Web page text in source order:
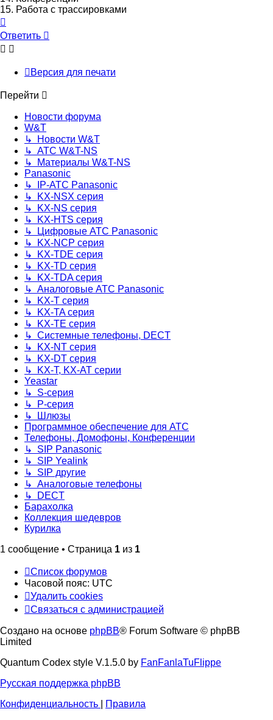
15. Работа с трассировками
к
началу
Ответить
Версия для печати
Перейти
Новости форума
W&T
↳ Новости W&T
↳ АТС W&T-NS
↳ Материалы W&T-NS
Panasonic
↳ IP-АТС Panasonic
↳ KX-NSX серия
↳ KX-NS серия
↳ KX-HTS серия
↳ Цифровые АТС Panasonic
↳ KX-NCP серия
↳ KX-TDE серия
↳ KX-TD серия
↳ KX-TDA серия
↳ Аналоговые АТС Panasonic
↳ KX-T серия
↳ KX-TA серия
↳ KX-TE серия
↳ Системные телефоны, DECT
↳ KX-NT серия
↳ KX-DT серия
↳ KX-T, KX-AT серии
Yeastar
↳ S-серия
↳ P-серия
↳ Шлюзы
Программное обеспечение для АТС
Телефоны, Домофоны, Конференции
↳ SIP Panasonic
↳ SIP Yealink
↳ SIP другие
↳ Аналоговые телефоны
↳ DECT
Барахолка
Коллекция шедевров
Курилка
1 сообщение • Страница 1 из 1
Список форумов
Часовой пояс: UTC
Удалить cookies
Связаться с администрацией
Создано на основе phpBB® Forum Software © phpBB
Limited
Quantum Codex style V.1.5.0 by FanFanlaTuFlippe
Русская поддержка phpBB
Конфиденциальность
Правила